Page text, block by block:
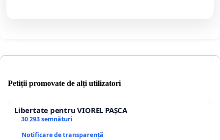
Petiții promovate de alți utilizatori
Libertate pentru VIOREL PAȘCA
30 293 semnături
Notificare de transparență